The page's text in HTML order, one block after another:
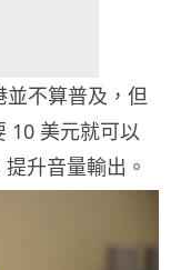
不算普及，但
10 美元就可以
升音量輸出。